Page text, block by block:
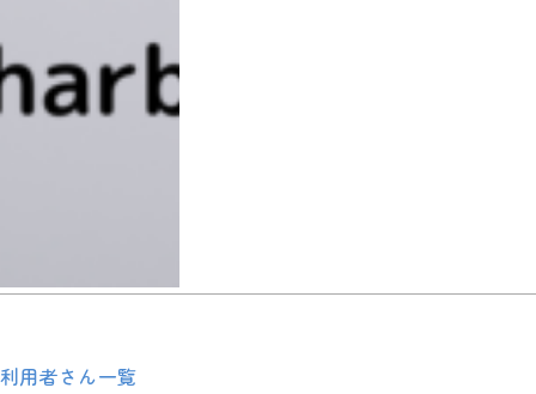
利用者さん一覧